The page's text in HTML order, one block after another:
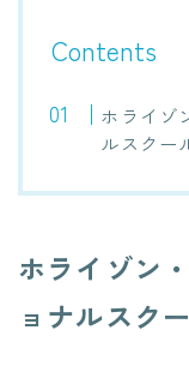
Contents
ホライゾ
ルスクー
ホライゾン
ョナルスク